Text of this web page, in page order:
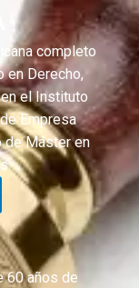
completo
en Derecho,
el Instituto
Empresa
de Máster en
60 años de